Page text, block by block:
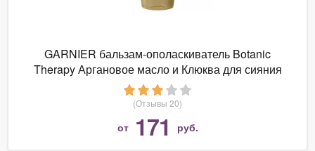
GARNIER бальзам-ополаскиватель Botanic
Therapy Аргановое масло и Клюква для сияния
цвета
(Отзывы 20)
от 171 руб.